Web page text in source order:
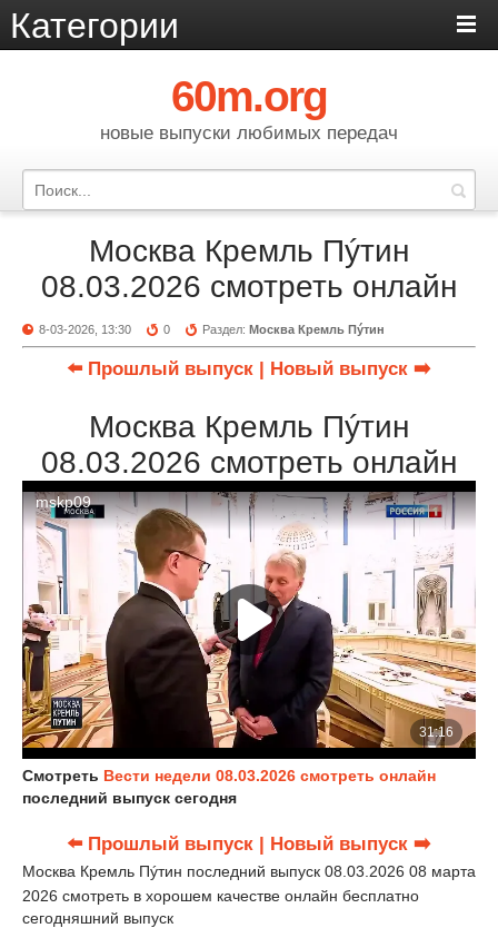
Категории
60m.org
новые выпуски любимых передач
Москва Кремль Пýтин
08.03.2026 смотреть онлайн
8-03-2026, 13:30 0 Раздел:Москва Кремль Пýтин
⬅️ Прошлый выпуск | Новый выпуск ➡️
Москва Кремль Пýтин
08.03.2026 смотреть онлайн
Смотреть Вести недели 08.03.2026 смотреть онлайн
последний выпуск сегодня
⬅️ Прошлый выпуск | Новый выпуск ➡️
Москва Кремль Пýтин последний выпуск 08.03.2026 08 марта
2026 смотреть в хорошем качестве онлайн бесплатно
сегодняшний выпуск